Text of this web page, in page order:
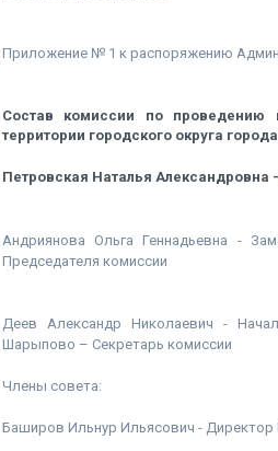
Приложение № 1 к распоряжению
Состав комиссии по проведению
территории городского округа
Петровская Наталья
Андриянова Ольга Геннадьевна -
Председателя комиссии
Деев Александр Николаевич -
Шарыпово – Секретарь комиссии
Члены совета:
Баширов Ильнур Ильясович - Директор